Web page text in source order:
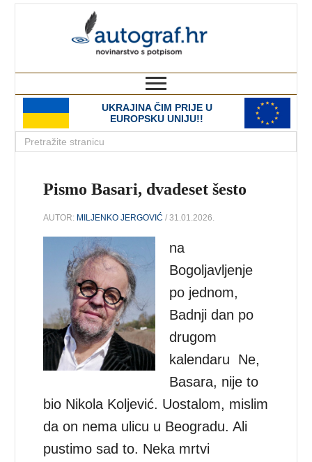
UKRAJINA ČIM PRIJE U
EUROPSKU UNIJU!!
Pismo Basari, dvadeset šesto
AUTOR: MILJENKO JERGOVIĆ / 31.01.2026.
na
Bogoljavljenje
po jednom,
Badnji dan po
drugom
kalendaru Ne,
Basara, nije to
bio Nikola Koljević. Uostalom, mislim
da on nema ulicu u Beogradu. Ali
pustimo sad to. Neka mrtvi